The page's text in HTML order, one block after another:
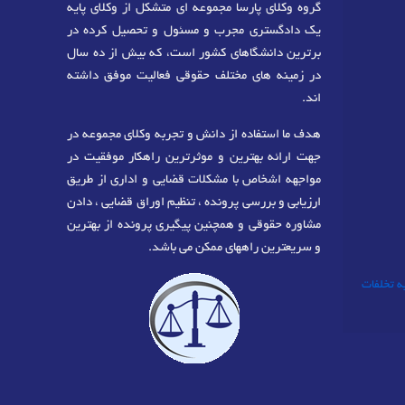
تخلفات
گروه وکلای پارسا مجموعه ای متشکل از وکلای پایه
یک دادگستری مجرب و مسئول و تحصیل کرده در
برترین دانشگاهای کشور است، که بیش از ده سال
در زمینه های مختلف حقوقی فعالیت موفق داشته
اند.
هدف ما استفاده از دانش و تجربه وکلای مجموعه در
جهت ارائه بهترین و موثرترین راهکار موفقیت در
مواجهه اشخاص با مشکلات قضایی و اداری از طریق
ارزیابی و بررسی پرونده ، تنظیم اوراق قضایی ، دادن
مشاوره حقوقی و همچنین پیگیری پرونده از بهترین
و سریعترین راههای ممکن می باشد.